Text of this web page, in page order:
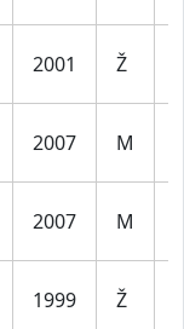
2001 Ž
2007 M
2007 M
1999 Ž